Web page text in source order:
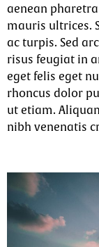
aenean
mauris ultrices.
ac turpis. Sed
risus feugiat in
eget felis eget
rhoncus dolor
ut etiam.
nibh venenatis